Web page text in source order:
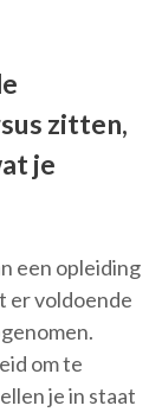
zitten,
je
een opleiding
er voldoende
om te
je in staat